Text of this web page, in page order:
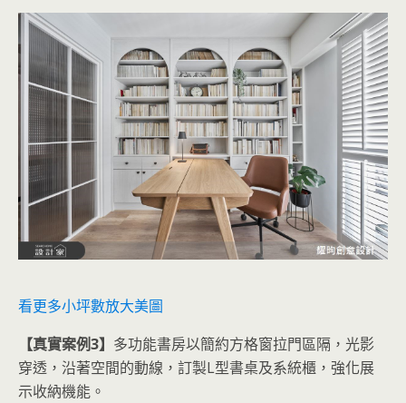
看更多小坪數放大美圖
【真實案例3】 多功能書房以簡約方格窗拉門區隔，光影
穿透，沿著空間的動線，訂製L型書桌及系統櫃，強化展
示收納機能。